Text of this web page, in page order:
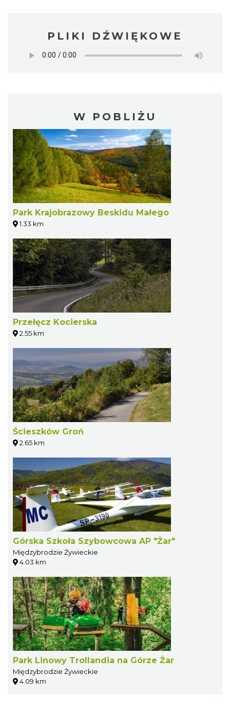
PLIKI DŹWIĘKOWE
W POBLIŻU
Park Krajobrazowy Beskidu Małego
1.33 km
Przełęcz Kocierska
2.55 km
Ścieszków Groń
2.65 km
Górska Szkoła Szybowcowa AP "Żar"
Międzybrodzie Żywieckie
4.03 km
Park Linowy Trollandia na Górze Żar
Międzybrodzie Żywieckie
4.09 km